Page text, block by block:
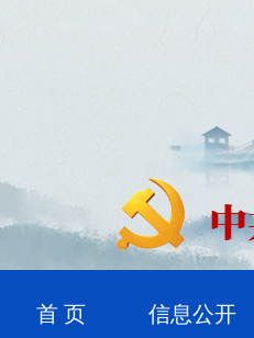
首 页 信息公开